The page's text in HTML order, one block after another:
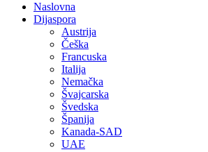
Naslovna
Dijaspora
Austrija
Češka
Francuska
Italija
Nemačka
Švajcarska
Švedska
Španija
Kanada-SAD
UAE